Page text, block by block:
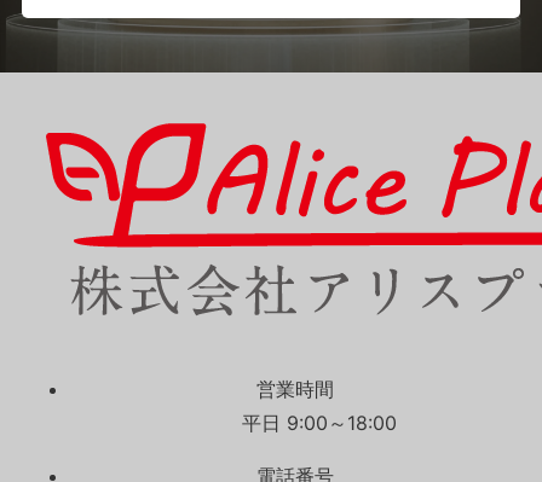
営業時間
平日 9:00～18:00
電話番号